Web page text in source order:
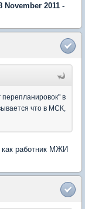
November 2011 -
в
что в МСК,
работник МЖИ